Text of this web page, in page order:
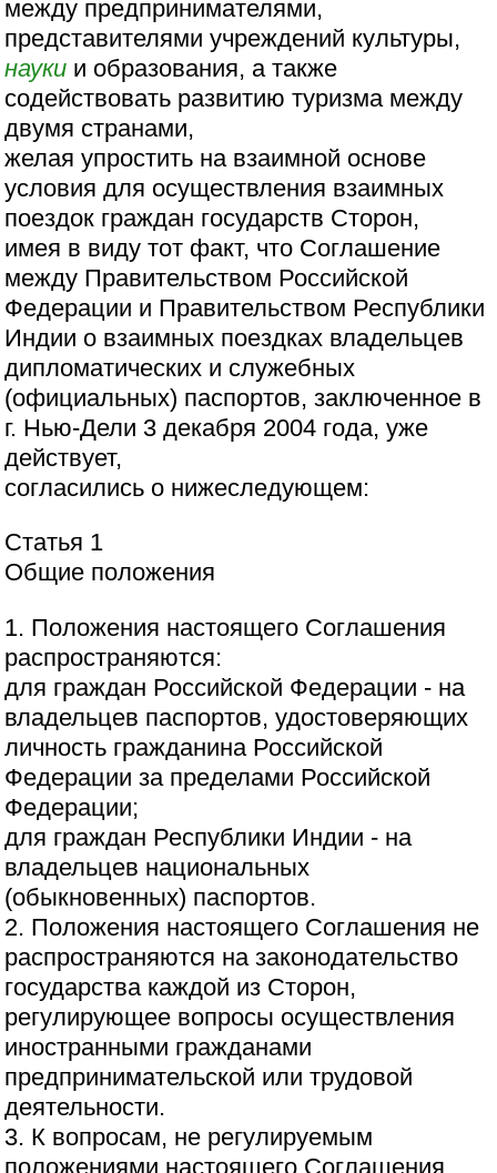
между предпринимателями,
представителями учреждений культуры,
науки и образования, а также
содействовать развитию туризма между
двумя странами,
желая упростить на взаимной основе
условия для осуществления взаимных
поездок граждан государств Сторон,
имея в виду тот факт, что Соглашение
между Правительством Российской
Федерации и Правительством Республики
Индии о взаимных поездках владельцев
дипломатических и служебных
(официальных) паспортов, заключенное в
г. Нью-Дели 3 декабря 2004 года, уже
действует,
согласились о нижеследующем:
Статья 1
Общие положения
1. Положения настоящего Соглашения
распространяются:
для граждан Российской Федерации - на
владельцев паспортов, удостоверяющих
личность гражданина Российской
Федерации за пределами Российской
Федерации;
для граждан Республики Индии - на
владельцев национальных
(обыкновенных) паспортов.
2. Положения настоящего Соглашения не
распространяются на законодательство
государства каждой из Сторон,
регулирующее вопросы осуществления
иностранными гражданами
предпринимательской или трудовой
деятельности.
3. К вопросам, не регулируемым
положениями настоящего Соглашения